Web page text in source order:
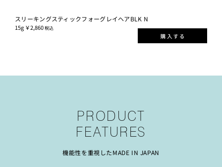
スリーキングスティックフォーグレイヘアBLK N
15g ￥2,860税込
PRODUCT
FEATURES
機能性を重視したMADE IN JAPAN